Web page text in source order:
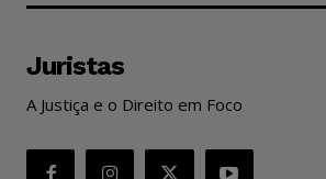
Juristas
A Justiça e o Direito em Foco